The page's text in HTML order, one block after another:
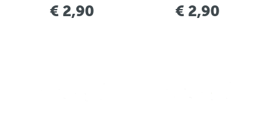
€ 2,90 € 2,90